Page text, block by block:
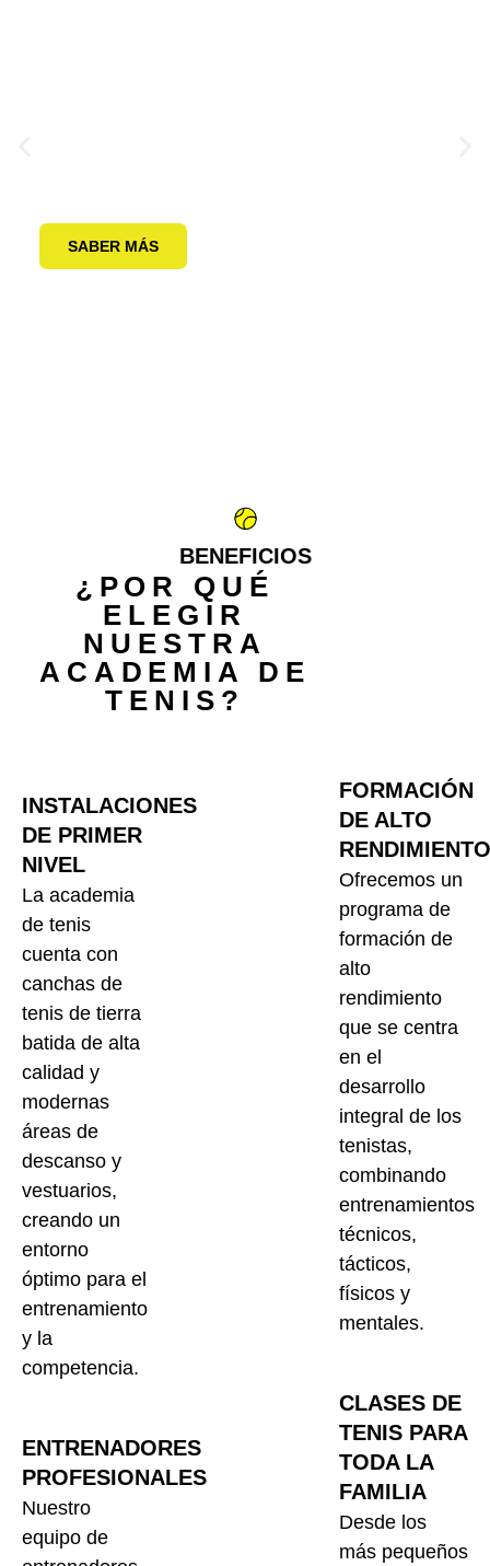
SABER MÁS
BENEFICIOS
¿POR QUÉ
ELEGIR
NUESTRA
ACADEMIA DE
TENIS?
INSTALACIONES
DE PRIMER
NIVEL
La academia
de tenis
cuenta con
canchas de
tenis de tierra
batida de alta
calidad y
modernas
áreas de
descanso y
vestuarios,
creando un
entorno
óptimo para el
entrenamiento
y la
competencia.
ENTRENADORES
PROFESIONALES
Nuestro
equipo de
FORMACIÓN
DE ALTO
RENDIMIENTO
Ofrecemos un
programa de
formación de
alto
rendimiento
que se centra
en el
desarrollo
integral de los
tenistas,
combinando
entrenamientos
técnicos,
tácticos,
físicos y
mentales.
CLASES DE
TENIS PARA
TODA LA
FAMILIA
Desde los
más pequeños